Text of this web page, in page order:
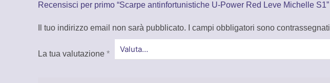
Recensisci per primo “Scarpe antinfortunistiche U-Power Red Leve Michelle S1”
Il tuo indirizzo email non sarà pubblicato. I campi obbligatori sono contrassegnati
La tua valutazione *